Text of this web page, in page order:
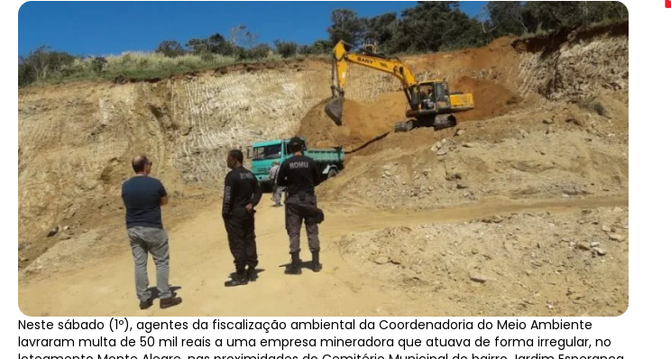
Neste sábado (1º), agentes da fiscalização ambiental da Coordenadoria do Meio Ambiente
lavraram multa de 50 mil reais a uma empresa mineradora que atuava de forma irregular, no